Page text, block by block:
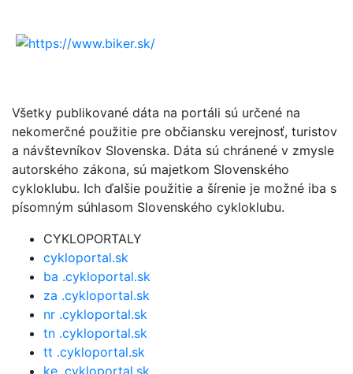
Všetky publikované dáta na portáli sú určené na
nekomerčné použitie pre občiansku verejnosť, turistov
a návštevníkov Slovenska. Dáta sú chránené v zmysle
autorského zákona, sú majetkom Slovenského
cykloklubu. Ich ďalšie použitie a šírenie je možné iba s
písomným súhlasom Slovenského cykloklubu.
CYKLOPORTALY
cykloportal.sk
ba .cykloportal.sk
za .cykloportal.sk
nr .cykloportal.sk
tn .cykloportal.sk
tt .cykloportal.sk
ke .cykloportal.sk